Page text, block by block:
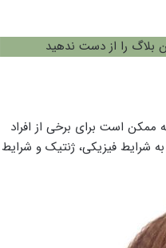
بلاگ را از دست ندهید
ممکن است برای برخی از افراد
شرایط فیزیکی، ژنتیک و شرایط